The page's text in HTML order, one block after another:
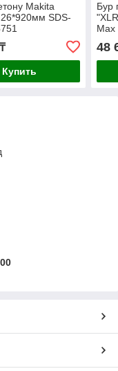
Makita
SDS-
Купить
Бур
Max
48